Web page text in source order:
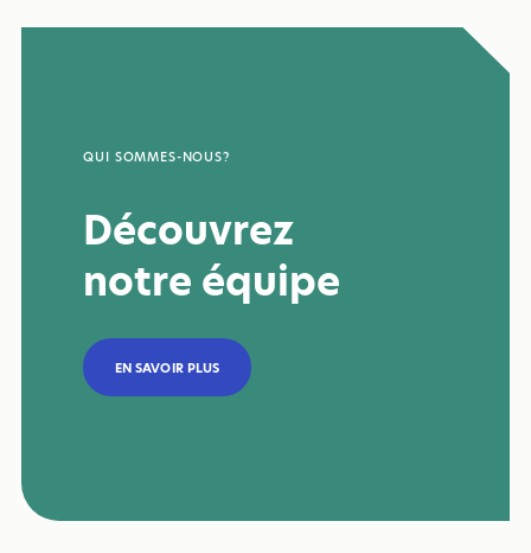
QUI SOMMES-NOUS?
Découvrez
notre équipe
EN SAVOIR PLUS